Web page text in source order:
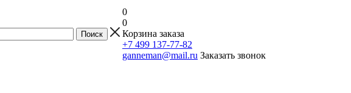
0
0
Корзина заказа
+7 499 137-77-82
ganneman@mail.ru Заказать звонок